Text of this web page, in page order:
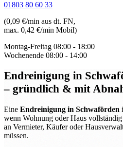
01803 80 60 33
(0,09 €/min aus dt. FN,
max. 0,42 €/min Mobil)
Montag-Freitag 08:00 - 18:00
Wochenende 08:00 - 14:00
Endreinigung in
– gründlich & mit
Eine Endreinigung in Schwaförden
wenn Wohnung oder Haus
an Vermieter, Käufer oder
müssen.